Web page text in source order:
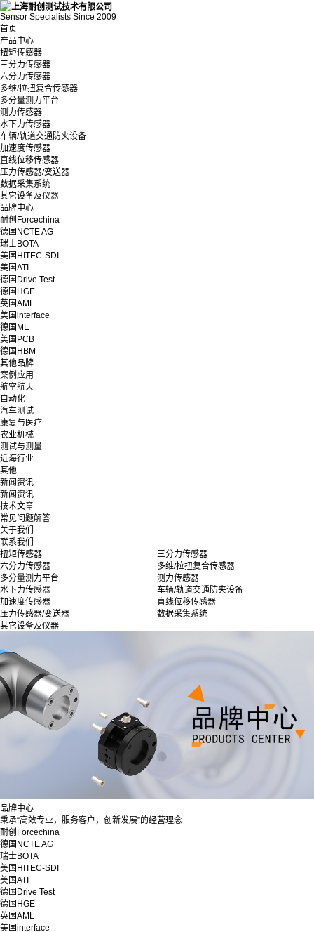
Sensor Specialists Since 2009
首页
产品中心
扭矩传感器
三分力传感器
六分力传感器
多维/拉扭复合传感器
多分量测力平台
测力传感器
水下力传感器
车辆/轨道交通防夹设备
加速度传感器
直线位移传感器
压力传感器/变送器
数据采集系统
其它设备及仪器
品牌中心
耐创Forcechina
德国NCTE AG
瑞士BOTA
美国HITEC-SDI
美国ATI
德国Drive Test
德国HGE
英国AML
美国interface
德国ME
美国PCB
德国HBM
其他品牌
案例应用
航空航天
自动化
汽车测试
康复与医疗
农业机械
测试与测量
近海行业
其他
新闻资讯
新闻资讯
技术文章
常见问题解答
关于我们
联系我们
扭矩传感器
三分力传感器
六分力传感器
多维/拉扭复合传感器
多分量测力平台
测力传感器
水下力传感器
车辆/轨道交通防夹设备
加速度传感器
直线位移传感器
压力传感器/变送器
数据采集系统
其它设备及仪器
品牌中心
秉承“高效专业，服务客户，创新发展”的经营理念
耐创Forcechina
德国NCTE AG
瑞士BOTA
美国HITEC-SDI
美国ATI
德国Drive Test
德国HGE
英国AML
美国interface